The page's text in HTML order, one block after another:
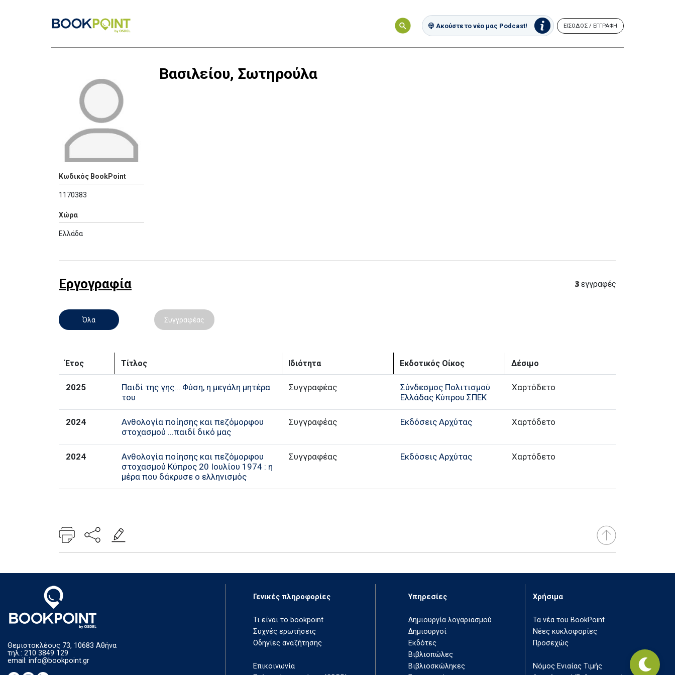
Ακούστε το νέο μας Podcast! ΕΙΣΟΔΟΣ / ΕΓΓΡΑΦΗ
Κωδικός BookPoint
1170383
Χώρα
Ελλάδα
Βασιλείου, Σωτηρούλα
Εργογραφία 3 εγγραφές
Όλα Συγγραφέας
Έτος Τίτλος Ιδιότητα Εκδοτικός Οίκος Δέσιμο
2025
Παιδί της γης... Φύση, η µεγάλη µητέρα
του
Συγγραφέας
Σύνδεσμος Πολιτισμού
Ελλάδας Κύπρου ΣΠΕΚ
Χαρτόδετο
2024
Ανθολογία ποίησης και πεζόμορφου
στοχασμού ...παιδί δικό μας
Συγγραφέας Εκδόσεις Αρχύτας Χαρτόδετο
2024
Ανθολογία ποίησης και πεζόμορφου
στοχασμού Κύπρος 20 Ιουλίου 1974 : η
μέρα που δάκρυσε ο ελληνισμός
Συγγραφέας Εκδόσεις Αρχύτας Χαρτόδετο
Θεμιστοκλέους 73, 10683 Αθήνα
τηλ.: 210 3849 129
email: info@bookpoint.gr
Γενικές πληροφορίες
Τι είναι το bookpoint
Συχνές ερωτήσεις
Οδηγίες αναζήτησης
Επικοινωνία
Υπηρεσίες
Δημιουργία λογαριασμού
Δημιουργοί
Εκδότες
Βιβλιοπώλες
Βιβλιοσκώληκες
Χρήσιμα
Τα νέα του BookPoint
Νέες κυκλοφορίες
Προσεχώς
Νόμος Ενιαίας Τιμής